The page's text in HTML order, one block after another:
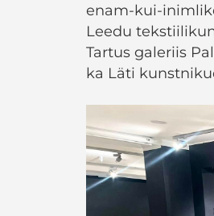
enam-kui-
Leedu
Tartus galeriis
ka Läti